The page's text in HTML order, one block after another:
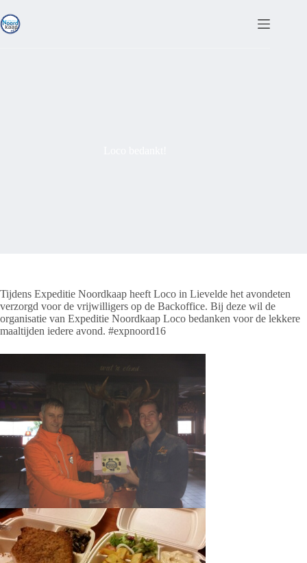
naar
de
Tijdens Expeditie Noordkaap heeft Loco in Lievelde het avondeten
verzorgd voor de vrijwilligers op de Backoffice. Bij deze wil de
organisatie van Expeditie Noordkaap Loco bedanken voor de lekkere
maaltijden iedere avond. #expnoord16